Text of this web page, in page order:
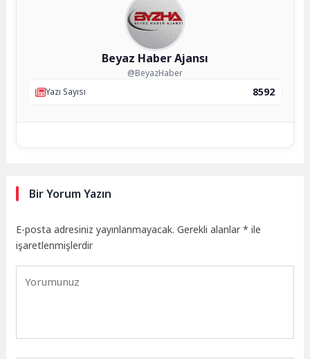
Beyaz Haber Ajansı
@BeyazHaber
Yazı Sayısı
8592
Bir Yorum Yazın
E-posta adresiniz yayınlanmayacak. Gerekli alanlar* ile
işaretlenmişlerdir